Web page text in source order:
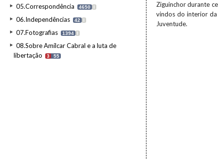
05.Correspondência 4650 I
06.Independências 42 I
07.Fotografias 1394 I
08.Sobre Amílcar Cabral e a luta de
libertação
3 55
Ziguinchor durante
vindos do interior da
Juventude.